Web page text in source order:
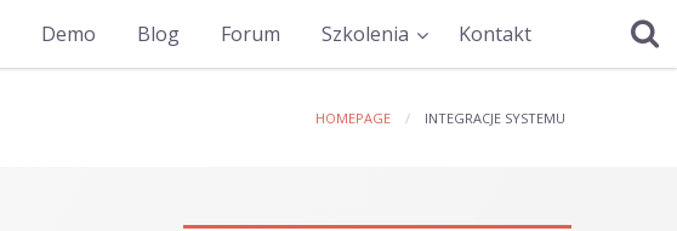
Demo Blog Forum Szkolenia Kontakt
HOMEPAGE INTEGRACJE SYSTEMU